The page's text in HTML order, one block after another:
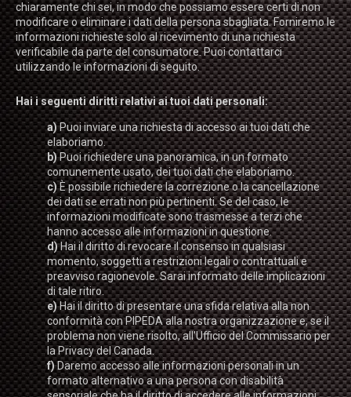
chiaramente chi sei, in modo che possiamo essere certi di non
modificare o eliminare i dati della persona sbagliata. Forniremo le
informazioni richieste solo al ricevimento di una richiesta
verificabile da parte del consumatore. Puoi contattarci
utilizzando le informazioni di seguito.
Hai i seguenti diritti relativi ai tuoi dati personali:
Puoi inviare una richiesta di accesso ai tuoi dati che
elaboriamo.
Puoi richiedere una panoramica, in un formato
comunemente usato, dei tuoi dati che elaboriamo.
È possibile richiedere la correzione o la cancellazione
dei dati se errati non più pertinenti. Se del caso, le
informazioni modificate sono trasmesse a terzi che
hanno accesso alle informazioni in questione.
Hai il diritto di revocare il consenso in qualsiasi
momento, soggetti a restrizioni legali o contrattuali e
preavviso ragionevole. Sarai informato delle implicazioni
di tale ritiro.
Hai il diritto di presentare una sfida relativa alla non
conformità con PIPEDA alla nostra organizzazione e, se il
problema non viene risolto, all'Ufficio del Commissario per
la Privacy del Canada.
Daremo accesso alle informazioni personali in un
formato alternativo a una persona con disabilità